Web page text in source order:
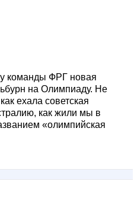
команды ФРГ новая
на Олимпиаду. Не
ехала советская
как жили мы в
«олимпийская